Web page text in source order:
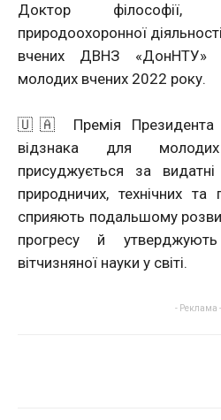
Доктор філософії,
природоохоронної
вчених ДВНЗ «ДонНТУ»
молодих вчених 2022 року.
🇺🇦 Премія Президента
відзнака для
присуджується за
природничих, технічних та
сприяють подальшому
прогресу й
вітчизняної науки у світі.
- Реклама -